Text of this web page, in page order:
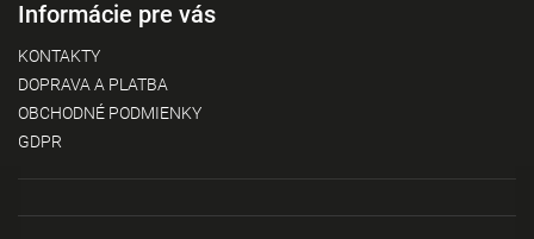
Informácie pre vás
KONTAKTY
DOPRAVA A PLATBA
OBCHODNÉ PODMIENKY
GDPR